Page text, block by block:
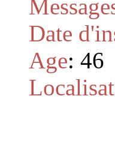
Date
Age: 46